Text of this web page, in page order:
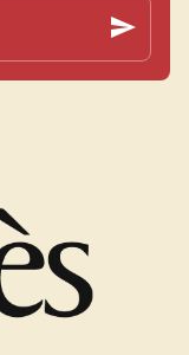
send